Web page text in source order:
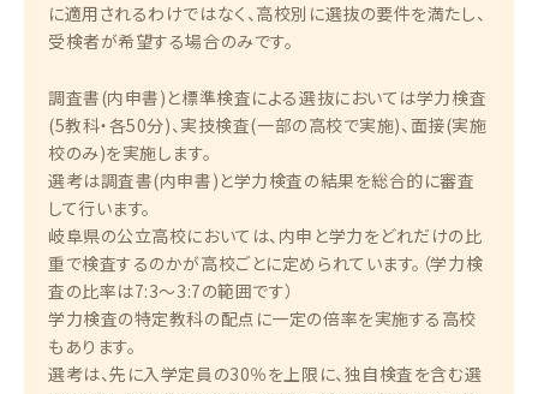
に適用されるわけではなく、高校別に選抜の要件を満たし、
受検者が希望する場合のみです。
調査書(内申書)と標準検査による選抜においては学力検査
(5教科・各50分)、実技検査(一部の高校で実施)、面接(実施
校のみ)を実施します。
選考は調査書(内申書)と学力検査の結果を総合的に審査
して行います。
岐阜県の公立高校においては、内申と学力をどれだけの比
重で検査するのかが高校ごとに定められています。（学力検
査の比率は7:3～3:7の範囲です）
学力検査の特定教科の配点に一定の倍率を実施する高校
もあります。
選考は、先に入学定員の30％を上限に、独自検査を含む選